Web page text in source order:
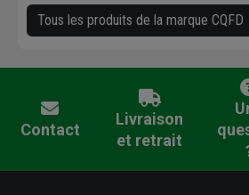
Tous les produits de la marque CQFD
Contact
Livraison
et retrait